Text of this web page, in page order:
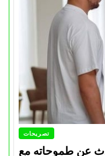
تصريحات
عن طموحاته مع